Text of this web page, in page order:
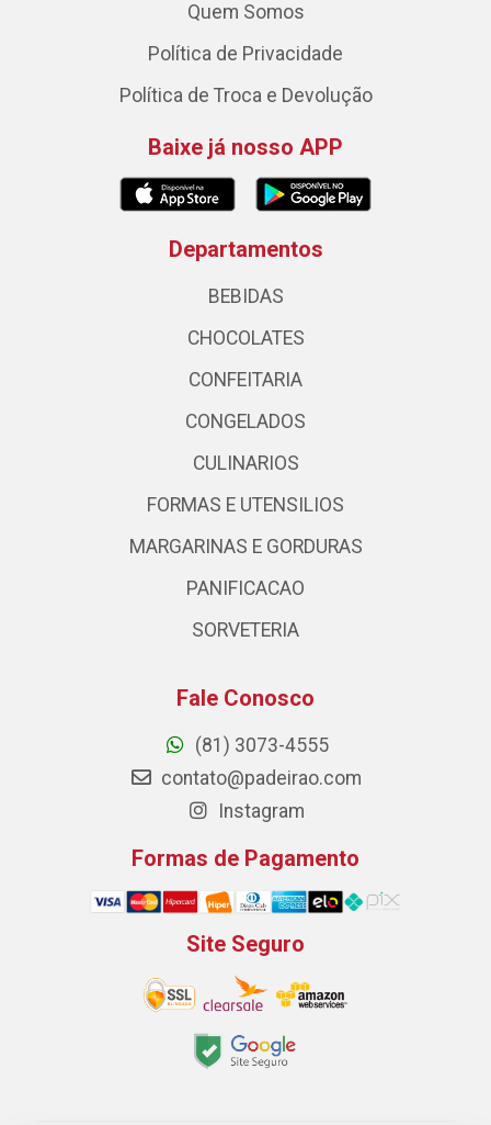
Quem Somos
Política de Privacidade
Política de Troca e Devolução
Baixe já nosso APP
Departamentos
BEBIDAS
CHOCOLATES
CONFEITARIA
CONGELADOS
CULINARIOS
FORMAS E UTENSILIOS
MARGARINAS E GORDURAS
PANIFICACAO
SORVETERIA
Fale Conosco
(81) 3073-4555
contato@padeirao.com
Instagram
Formas de Pagamento
Site Seguro